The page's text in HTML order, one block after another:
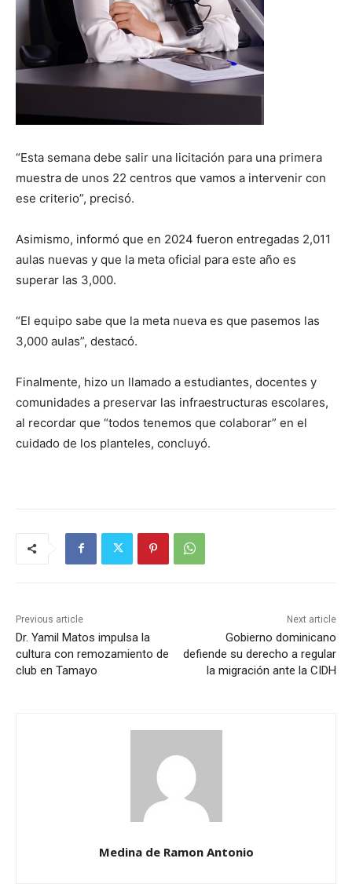
“Esta semana debe salir una licitación para una primera
muestra de unos 22 centros que vamos a intervenir con
ese criterio”, precisó.
Asimismo, informó que en 2024 fueron entregadas 2,011
aulas nuevas y que la meta oficial para este año es
superar las 3,000.
“El equipo sabe que la meta nueva es que pasemos las
3,000 aulas”, destacó.
Finalmente, hizo un llamado a estudiantes, docentes y
comunidades a preservar las infraestructuras escolares,
al recordar que “todos tenemos que colaborar” en el
cuidado de los planteles, concluyó.
Previous article
Dr. Yamil Matos impulsa la
cultura con remozamiento de
club en Tamayo
Next article
Gobierno dominicano
defiende su derecho a regular
la migración ante la CIDH
Medina de Ramon Antonio